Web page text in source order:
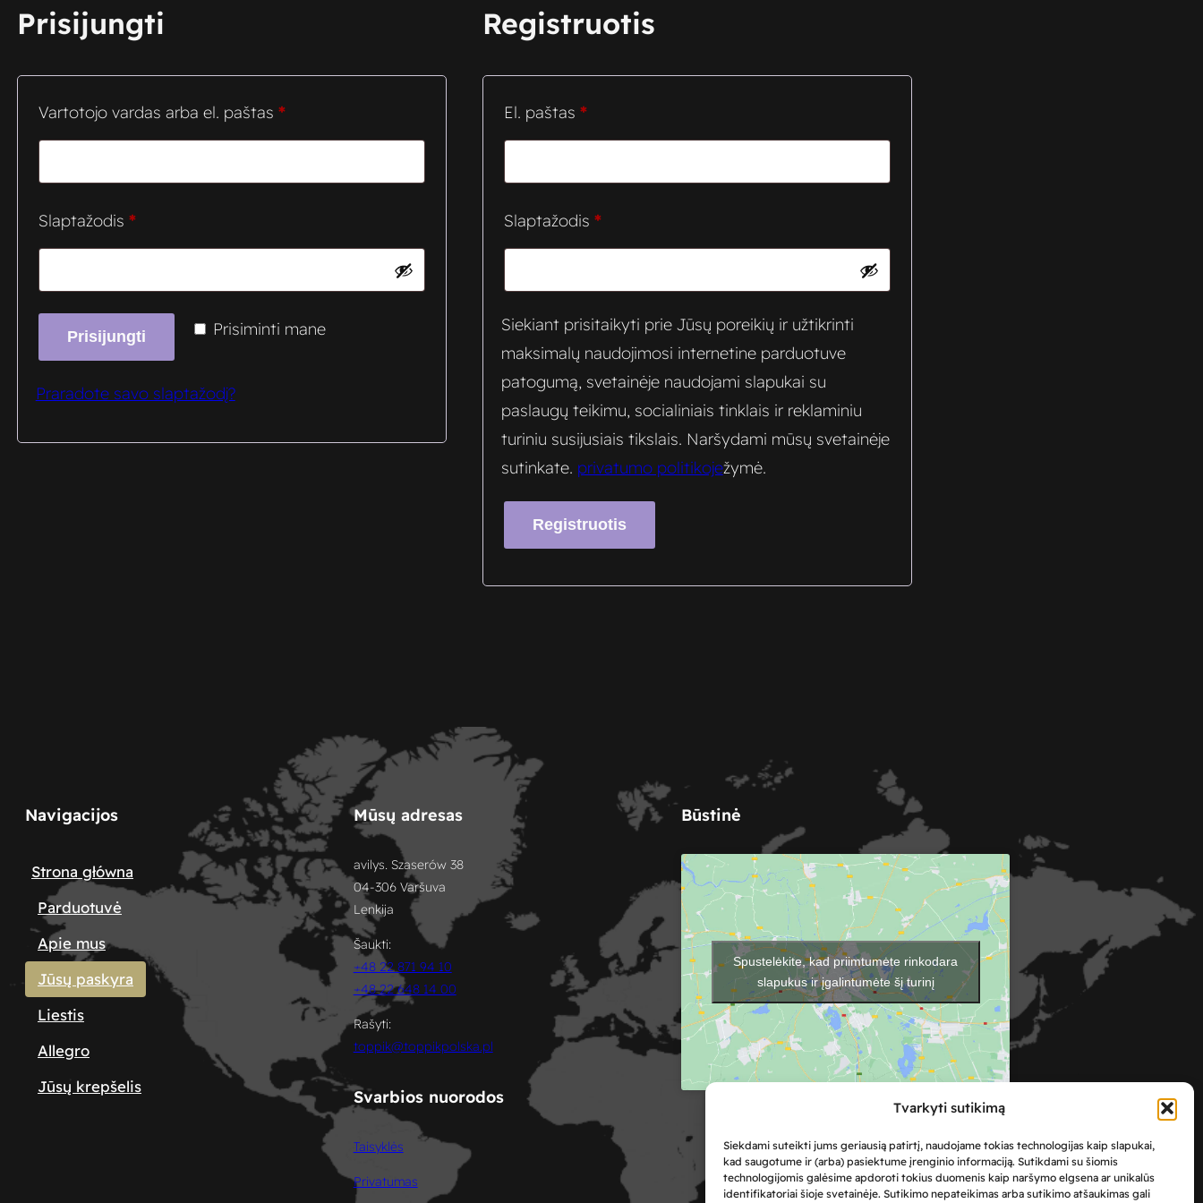
Tvarkyti sutikimą
Siekdami suteikti jums geriausią patirtį, naudojame tokias technologijas kaip slapukai,
kad saugotume ir (arba) pasiektume įrenginio informaciją. Sutikdami su šiomis
technologijomis galėsime apdoroti tokius duomenis kaip naršymo elgsena ar unikalūs
identifikatoriai šioje svetainėje. Sutikimo nepateikimas arba sutikimo atšaukimas gali
Prisijungti
Vartotojo vardas arba el. paštas *Privalomas
Slaptažodis *Privalomas
Prisiminti mane
Prisijungti
Praradote savo slaptažodį?
Registruotis
El. paštas *Privalomas
Slaptažodis *Privalomas
Siekiant prisitaikyti prie Jūsų poreikių ir užtikrinti
maksimalų naudojimosi internetine parduotuve
patogumą, svetainėje naudojami slapukai su
paslaugų teikimu, socialiniais tinklais ir reklaminiu
turiniu susijusiais tikslais. Naršydami mūsų svetainėje
sutinkate. privatumo politikoježymė.
Registruotis
Navigacijos
Strona główna
Parduotuvė
Apie mus
Jūsų paskyra
Liestis
Allegro
Jūsų krepšelis
Mūsų adresas
avilys. Szaserów 38
04-306 Varšuva
Lenkija
Šaukti:
+48 22 871 94 10
+48 22 648 14 00
Rašyti:
toppik@toppikpolska.pl
Svarbios nuorodos
Taisyklės
Privatumas
Būstinė
Spustelėkite, kad priimtumėte rinkodara
slapukus ir įgalintumėte šį turinį